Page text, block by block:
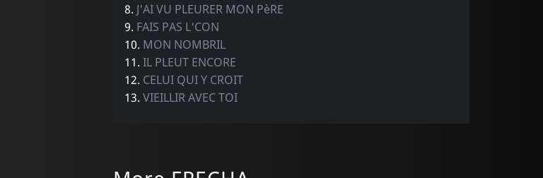
8. J'AI VU PLEURER MON PèRE
9. FAIS PAS L'CON
10. MON NOMBRIL
11. IL PLEUT ENCORE
12. CELUI QUI Y CROIT
13. VIEILLIR AVEC TOI